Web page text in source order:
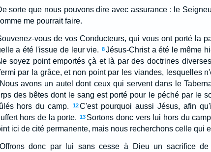
sorte que nous pouvons dire avec assurance : le
me pourrait faire.
vous de vos Conducteurs, qui vous ont porté la
a été l'issue de leur vie. 8Jésus-Christ a été le même
soyez point emportés çà et là par des doctrines
par la grâce, et non point par les viandes, lesquelles
Nous avons un autel dont ceux qui servent dans le
des bêtes dont le sang est porté pour le péché par le
hors du camp.
12C'est pourquoi aussi Jésus, afin
hors de la porte. 13 Sortons donc vers lui hors du
ici de cité permanente, mais nous recherchons celle qui
Offrons donc par lui sans cesse à Dieu un sacrifice